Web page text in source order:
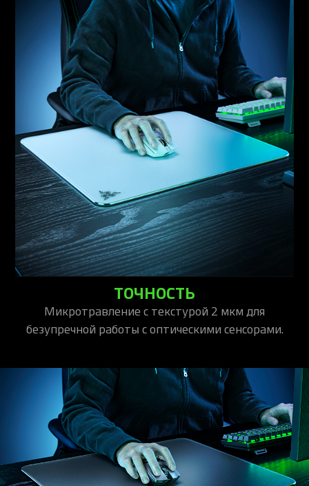
ТОЧНОСТЬ
Микротравление с текстурой 2 мкм для
безупречной работы с оптическими сенсорами.